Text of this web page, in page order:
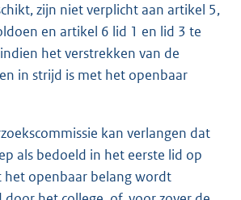
zijn niet verplicht aan artikel 5,
en artikel 6 lid 1 en lid 3 te
het verstrekken van de
in strijd is met het openbaar
kan verlangen dat
als bedoeld in het eerste lid op
het openbaar belang wordt